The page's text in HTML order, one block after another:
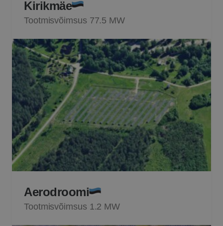
Kirikmäe
Tootmisvõimsus 77.5 MW
Aerodroomi
Tootmisvõimsus 1.2 MW